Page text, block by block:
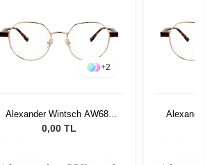
+2
Alexander Wintsch AW686
C3
0,00 TL